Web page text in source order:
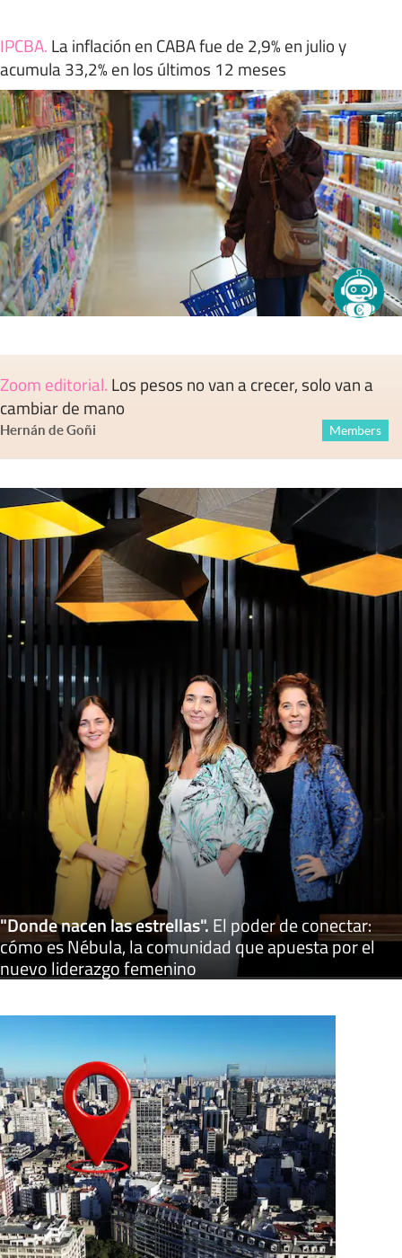
IPCBA. La inflación en CABA fue de 2,9% en julio y
acumula 33,2% en los últimos 12 meses
Zoom editorial. Los pesos no van a crecer, solo van a
cambiar de mano
Hernán de Goñi Members
"Donde nacen las estrellas".El poder de conectar:
cómo es Nébula, la comunidad que apuesta por el
nuevo liderazgo femenino